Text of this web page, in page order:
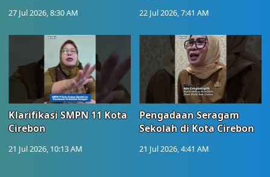
27 Jul 2026, 8:30 AM 22 Jul 2026, 7:41 AM
Klarifikasi SMPN 11 Kota
Cirebon
21 Jul 2026, 10:13 AM
Pengadaan Seragam
Sekolah di Kota Cirebon
21 Jul 2026, 4:41 AM